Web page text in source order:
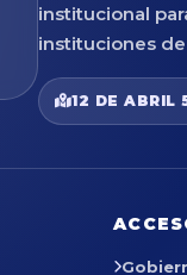
institucional
instituciones
12 DE ABRIL